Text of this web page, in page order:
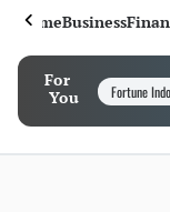
HomeBusiness
For
You
Fortune